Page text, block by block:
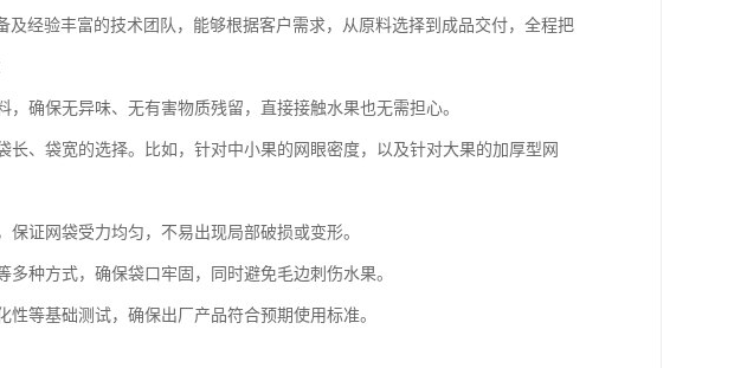
经验丰富的技术团队，能够根据客户需求，从原料选择到成品交付，全程把
确保无异味、无有害物质残留，直接接触水果也无需担心。
长、袋宽的选择。比如，针对中小果的网眼密度，以及针对大果的加厚型网
证网袋受力均匀，不易出现局部破损或变形。
种方式，确保袋口牢固，同时避免毛边刺伤水果。
等基础测试，确保出厂产品符合预期使用标准。